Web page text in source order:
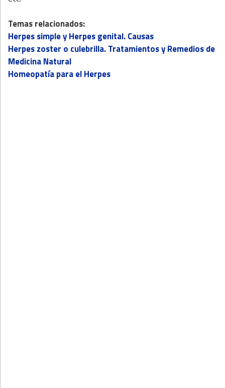
Temas relacionados:
Herpes simple y Herpes genital. Causas
Herpes zoster o culebrilla. Tratamientos y Remedios de
Medicina Natural
Homeopatía para el Herpes